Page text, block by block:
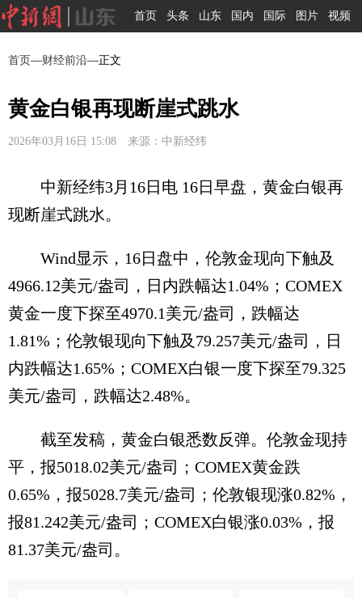
首页 头条 山东 国内 国际 图片 视频
首页—财经前沿—正文
黄金白银再现断崖式跳水
2026年03月16日 15:08 来源：中新经纬
中新经纬3月16日电 16日早盘，黄金白银再
现断崖式跳水。
Wind显示，16日盘中，伦敦金现向下触及
4966.12美元/盎司，日内跌幅达1.04%；COMEX
黄金一度下探至4970.1美元/盎司，跌幅达
1.81%；伦敦银现向下触及79.257美元/盎司，日
内跌幅达1.65%；COMEX白银一度下探至79.325
美元/盎司，跌幅达2.48%。
截至发稿，黄金白银悉数反弹。伦敦金现持
平，报5018.02美元/盎司；COMEX黄金跌
0.65%，报5028.7美元/盎司；伦敦银现涨0.82%，
报81.242美元/盎司；COMEX白银涨0.03%，报
81.37美元/盎司。